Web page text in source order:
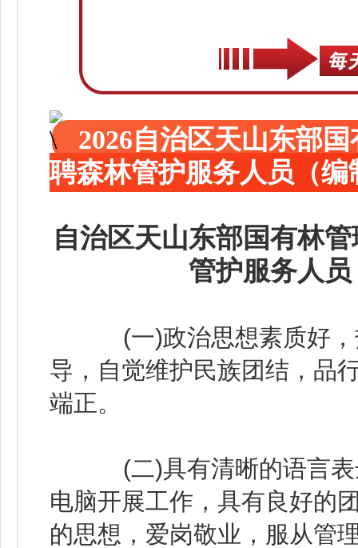
2026自治区天山东部
聘森林管护服务人员（
自治区天山东部国有林
管护服务人
(一)政治思想素质好
导，自觉维护民族团结，品
端正。
(二)具有清晰的语言表
电脑开展工作，具有良好的
的思想，爱岗敬业，服从管